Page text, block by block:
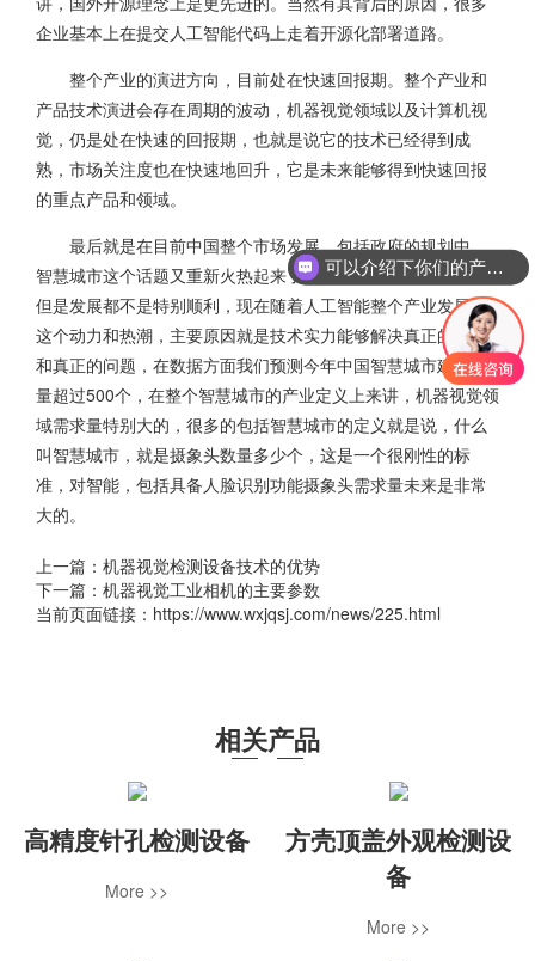
企业基本上在提交人工智能代码上走着开源化部署道路。
整个产业的演进方向，目前处在快速回报期。整个产业和
产品技术演进会存在周期的波动，机器视觉领域以及计算机视
觉，仍是处在快速的回报期，也就是说它的技术已经得到成
熟，市场关注度也在快速地回升，它是未来能够得到快速回报
的重点产品和领域。
最后就是在目前中国整个市场发展，包括政府的规划中，
智慧城市这个话题又重新火热起来了，很多年前建设了很多，
但是发展都不是特别顺利，现在随着人工智能整个产业发展，
这个动力和热潮，主要原因就是技术实力能够解决真正的刚需
和真正的问题，在数据方面我们预测今年中国智慧城市建设数
量超过500个，在整个智慧城市的产业定义上来讲，机器视觉领
域需求量特别大的，很多的包括智慧城市的定义就是说，什么
叫智慧城市，就是摄象头数量多少个，这是一个很刚性的标
准，对智能，包括具备人脸识别功能摄象头需求量未来是非常
大的。
上一篇： 机器视觉检测设备技术的优势
下一篇： 机器视觉工业相机的主要参数
当前页面链接：https://www.wxjqsj.com/news/225.html
相关产品
高精度针孔检测设备
More >>
方壳顶盖外观检测设
备
More >>
可以介绍下你们的产品么